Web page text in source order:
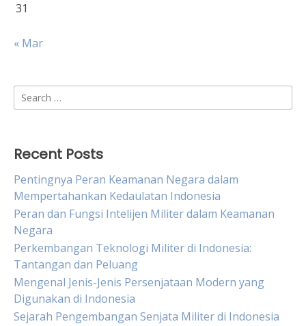
31
« Mar
Search
for:
Recent Posts
Pentingnya Peran Keamanan Negara dalam
Mempertahankan Kedaulatan Indonesia
Peran dan Fungsi Intelijen Militer dalam Keamanan
Negara
Perkembangan Teknologi Militer di Indonesia:
Tantangan dan Peluang
Mengenal Jenis-Jenis Persenjataan Modern yang
Digunakan di Indonesia
Sejarah Pengembangan Senjata Militer di Indonesia